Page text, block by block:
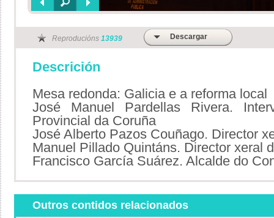
Reproducións 13939 Descargar
Descrición
Mesa redonda: Galicia e a reforma local
José Manuel Pardellas Rivera.
Provincial da Coruña
José Alberto Pazos Couñago. Director
Manuel Pillado Quintáns. Director xeral
Francisco García Suárez. Alcalde do
Outros contidos relacionados